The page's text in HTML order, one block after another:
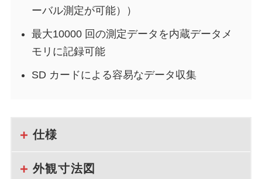
ーバル測定が可能））
最大10000 回の測定データを内蔵データメ
モリに記録可能
SD カードによる容易なデータ収集
仕様
外観寸法図